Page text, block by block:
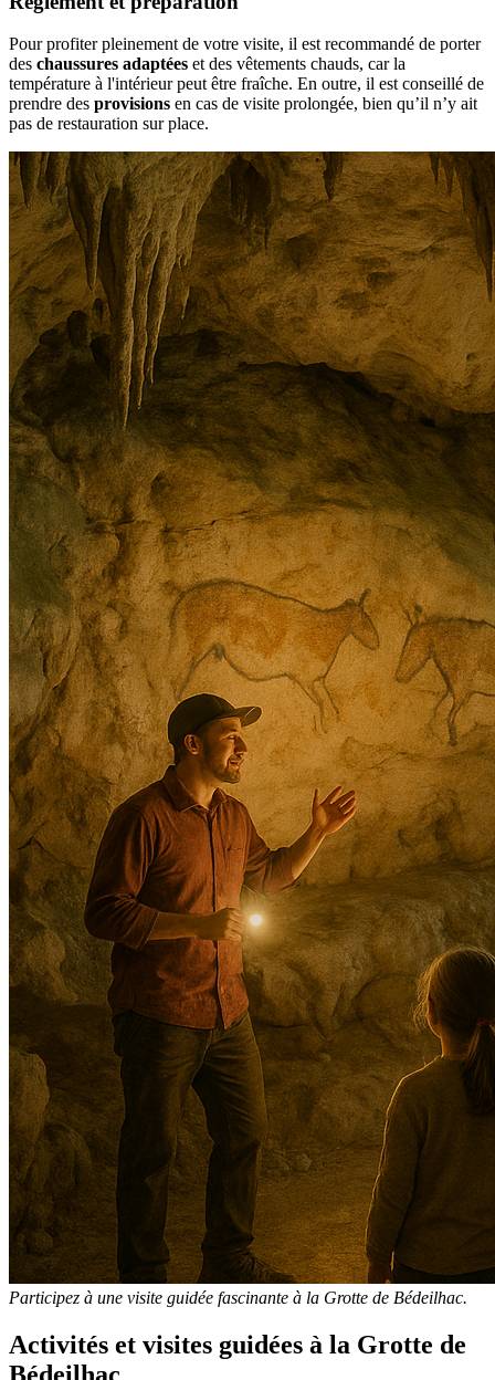
Pour profiter pleinement de votre visite, il est recommandé de porter
des chaussures adaptées et des vêtements chauds, car la
température à l'intérieur peut être fraîche. En outre, il est conseillé de
prendre des provisions en cas de visite prolongée, bien qu’il n’y ait
pas de restauration sur place.
Participez à une visite guidée fascinante à la Grotte de Bédeilhac.
Activités et visites guidées à la Grotte de